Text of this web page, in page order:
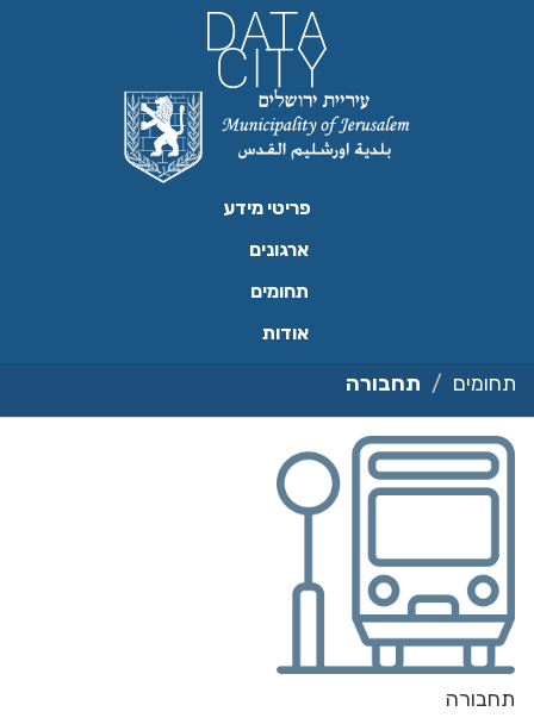
פריטי מידע
ארגונים
תחומים
אודות
תחומים תחבורה
תחבורה